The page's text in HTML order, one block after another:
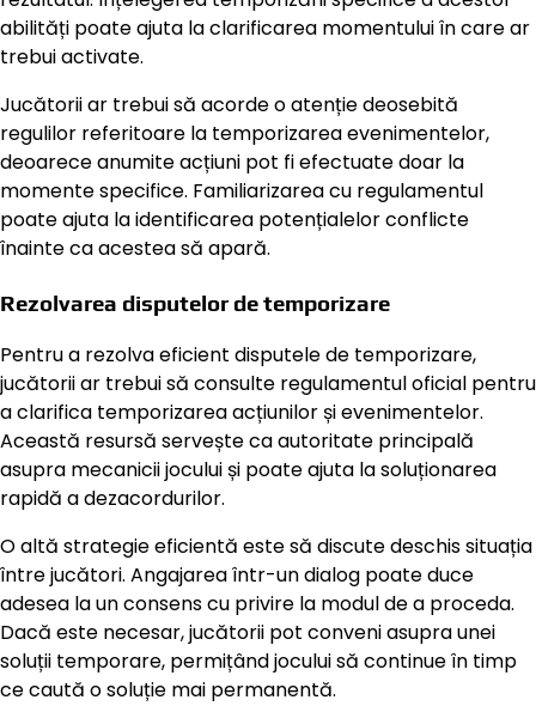
abilități poate ajuta la clarificarea momentului în care ar
trebui activate.
Jucătorii ar trebui să acorde o atenție deosebită
regulilor referitoare la temporizarea evenimentelor,
deoarece anumite acțiuni pot fi efectuate doar la
momente specifice. Familiarizarea cu regulamentul
poate ajuta la identificarea potențialelor conflicte
înainte ca acestea să apară.
Rezolvarea disputelor de temporizare
Pentru a rezolva eficient disputele de temporizare,
jucătorii ar trebui să consulte regulamentul oficial pentru
a clarifica temporizarea acțiunilor și evenimentelor.
Această resursă servește ca autoritate principală
asupra mecanicii jocului și poate ajuta la soluționarea
rapidă a dezacordurilor.
O altă strategie eficientă este să discute deschis situația
între jucători. Angajarea într-un dialog poate duce
adesea la un consens cu privire la modul de a proceda.
Dacă este necesar, jucătorii pot conveni asupra unei
soluții temporare, permițând jocului să continue în timp
ce caută o soluție mai permanentă.